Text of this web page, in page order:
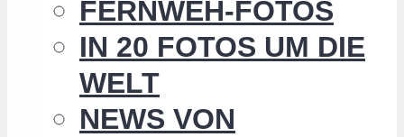
FERNWEH-FOTOS
IN 20 FOTOS UM DIE
WELT
NEWS VON